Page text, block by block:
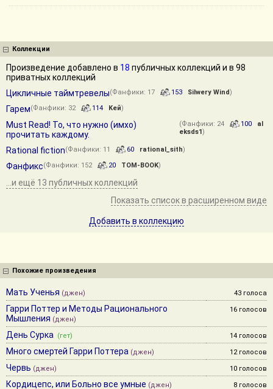
Коллекции
Произведение добавлено в 18 публичных коллекций и в 98
приватных коллекций
Цикличные таймтревелы(Фанфики: 17 153 Silwery Wind)
Гарем(Фанфики: 32 114 Keй)
Must Read! То, что нужно (имхо)
прочитать каждому.
(Фанфики: 24 100
al
eksds1)
Rational fiction(Фанфики: 11 60 rational_sith)
Фанфикс(Фанфики: 152 20 TOM-BOOK)
...и ещё 13 публичных коллекций
Показать список в расширенном виде
Добавить в коллекцию
Похожие произведения
Мать Ученья (джен) 43 голоса
Гарри Поттер и Методы Рационального
Мышления (джен)
16 голосов
День Сурка (гет) 14 голосов
Много смертей Гарри Поттера (джен) 12 голосов
Червь (джен) 10 голосов
Кордицепс, или Больно все умные (джен) 8 голосов